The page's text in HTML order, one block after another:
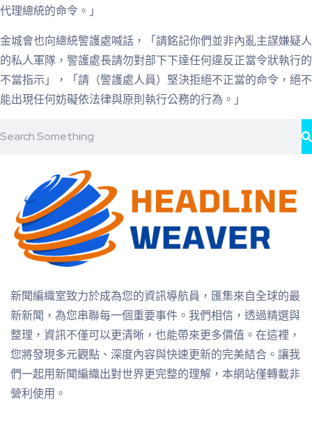
代理總統的命令。」
金城會也向總統警護處喊話，「請銘記你們並非內亂主謀嫌疑人
的私人軍隊，警護處長請勿對部下下達任何違反正當令狀執行的
不當指示」，「請（警護處人員）堅決拒絕不正當的命令，絕不
能出現任何妨礙依法律與原則執行公務的行為。」
新聞編織室致力於成為您的資訊導航員，匯集來自全球的最
新新聞，為您串聯每一個重要事件。我們相信，透過精選與
整理，資訊不僅可以更清晰，也能帶來更多價值。在這裡，
您將發現多元觀點、深度內容與快速更新的完美結合。讓我
們一起用新聞編織出對世界更完整的理解，本網站僅轉載非
營利使用。